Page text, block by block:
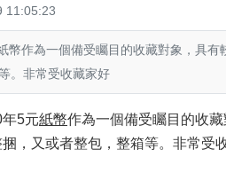
11:05:23
作為一個備受矚目的收藏對象，具有
等。非常受收藏家好
5元紙幣作為一個備受矚目的收藏
，又或者整包，整箱等。非